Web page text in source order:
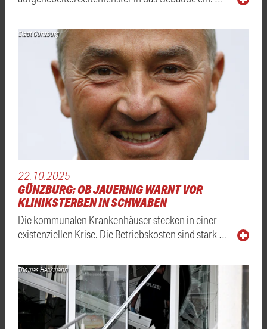
Stadt Günzburg
22.10.2025
GÜNZBURG: OB JAUERNIG WARNT VOR
KLINIKSTERBEN IN SCHWABEN
Die kommunalen Krankenhäuser stecken in einer
existenziellen Krise. Die Betriebskosten sind stark …
Thomas Heckmann